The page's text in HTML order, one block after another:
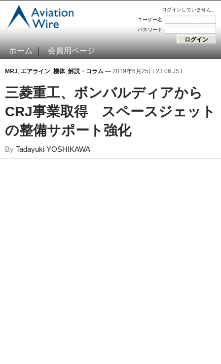
ログインしていません。
ユーザー名
パスワード
ホーム 会員用ページ
MRJ, エアライン, 機体, 解説・コラム — 2019年6月25日 23:06 JST
三菱重工、ボンバルディアから
CRJ事業取得 スペースジェット
の整備サポート強化
By Tadayuki YOSHIKAWA